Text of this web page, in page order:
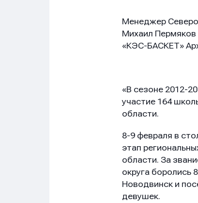
Менеджер
Михаил
«КЭС-БАСКЕТ»
«В сезоне 2012-
участие 164
области.
8-9 февраля в
этап
области. За
округа боролись
Новодвинск и
девушек.